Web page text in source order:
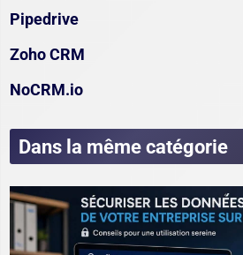
Pipedrive
Zoho CRM
NoCRM.io
Dans la même catégorie